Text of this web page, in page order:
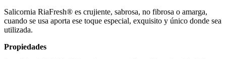
Salicornia RiaFresh® es crujiente, sabrosa, no fibrosa o amarga,
cuando se usa aporta ese toque especial, exquisito y único donde sea
utilizada.
Propiedades